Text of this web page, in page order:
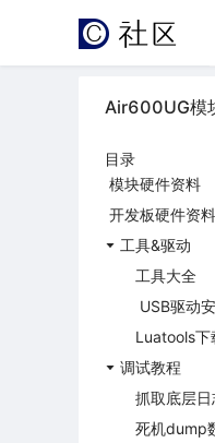
Air600UG模
目录
模块硬件资料
开发板硬件资料
工具&驱动
工具大全
USB驱动
Luatools下
调试教程
抓取底层
死机dump